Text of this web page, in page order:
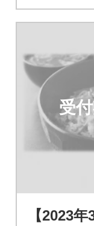
受
【2023